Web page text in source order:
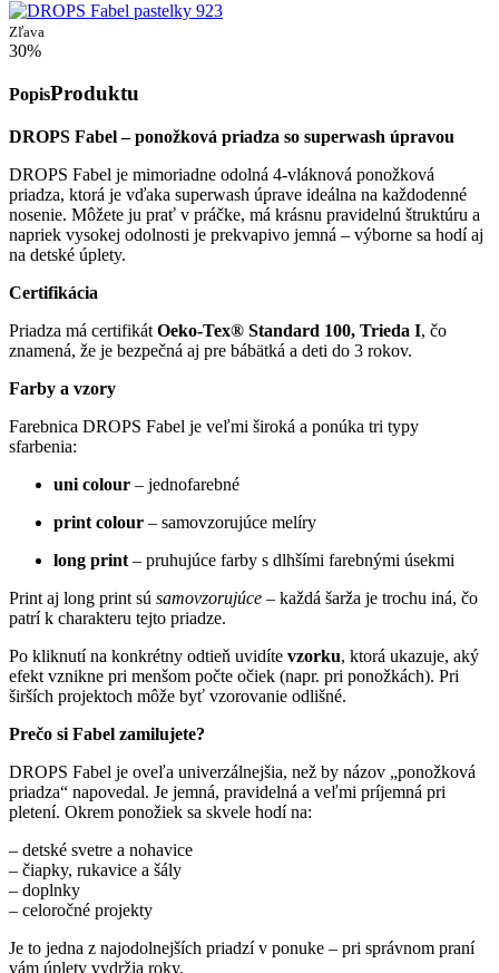
Zľava
30%
PopisProduktu
DROPS Fabel – ponožková priadza so superwash úpravou
DROPS Fabel je mimoriadne odolná 4-vláknová ponožková
priadza, ktorá je vďaka superwash úprave ideálna na každodenné
nosenie. Môžete ju prať v práčke, má krásnu pravidelnú štruktúru a
napriek vysokej odolnosti je prekvapivo jemná – výborne sa hodí aj
na detské úplety.
Certifikácia
Priadza má certifikát Oeko-Tex® Standard 100, Trieda I, čo
znamená, že je bezpečná aj pre bábätká a deti do 3 rokov.
Farby a vzory
Farebnica DROPS Fabel je veľmi široká a ponúka tri typy
sfarbenia:
uni colour – jednofarebné
print colour – samovzorujúce melíry
long print – pruhujúce farby s dlhšími farebnými úsekmi
Print aj long print sú samovzorujúce – každá šarža je trochu iná, čo
patrí k charakteru tejto priadze.
Po kliknutí na konkrétny odtieň uvidíte vzorku, ktorá ukazuje, aký
efekt vznikne pri menšom počte očiek (napr. pri ponožkách). Pri
širších projektoch môže byť vzorovanie odlišné.
Prečo si Fabel zamilujete?
DROPS Fabel je oveľa univerzálnejšia, než by názov „ponožková
priadza“ napovedal. Je jemná, pravidelná a veľmi príjemná pri
pletení. Okrem ponožiek sa skvele hodí na:
– detské svetre a nohavice
– čiapky, rukavice a šály
– doplnky
– celoročné projekty
Je to jedna z najodolnejších priadzí v ponuke – pri správnom praní
vám úplety vydržia roky.